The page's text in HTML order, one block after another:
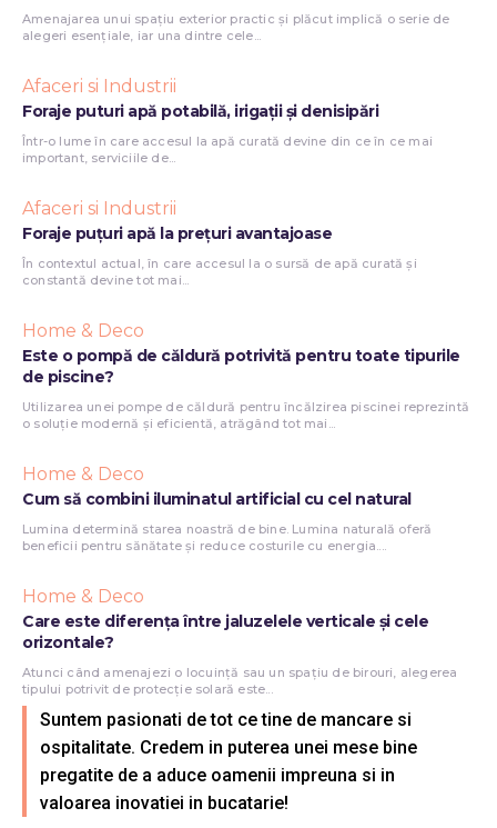
Amenajarea unui spațiu exterior practic și plăcut implică o serie de
alegeri esențiale, iar una dintre cele...
Afaceri si Industrii
Foraje puturi apă potabilă, irigații și denisipări
Într-o lume în care accesul la apă curată devine din ce în ce mai
important, serviciile de...
Afaceri si Industrii
Foraje puțuri apă la prețuri avantajoase
În contextul actual, în care accesul la o sursă de apă curată și
constantă devine tot mai...
Home & Deco
Este o pompă de căldură potrivită pentru toate tipurile
de piscine?
Utilizarea unei pompe de căldură pentru încălzirea piscinei reprezintă
o soluție modernă și eficientă, atrăgând tot mai...
Home & Deco
Cum să combini iluminatul artificial cu cel natural
Lumina determină starea noastră de bine. Lumina naturală oferă
beneficii pentru sănătate și reduce costurile cu energia....
Home & Deco
Care este diferența între jaluzelele verticale și cele
orizontale?
Atunci când amenajezi o locuință sau un spațiu de birouri, alegerea
tipului potrivit de protecție solară este...
Suntem pasionati de tot ce tine de mancare si
ospitalitate. Credem in puterea unei mese bine
pregatite de a aduce oamenii impreuna si in
valoarea inovatiei in bucatarie!